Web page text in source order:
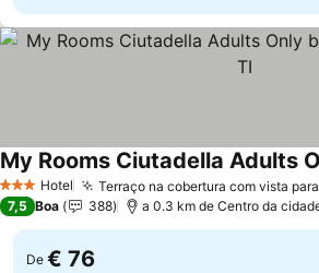
3 EstrelasHotel Terraço na cobertura com vista
7,5 Boa 388 a 0.3 km de Centro da
De € 76